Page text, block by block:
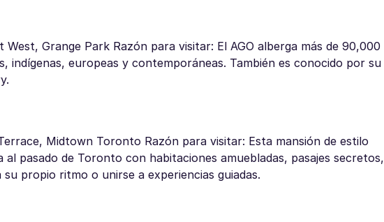
Grange Park Razón para visitar: El AGO alberga más de 90,000
indígenas, europeas y contemporáneas. También es conocido por su
Midtown Toronto Razón para visitar: Esta mansión de estilo
pasado de Toronto con habitaciones amuebladas, pasajes secretos,
propio ritmo o unirse a experiencias guiadas.